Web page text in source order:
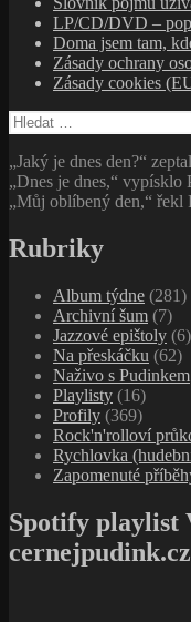
LP/CD/DVD –
Doma jsem tam,
Zásady ochrany
Zásady cookies
Vyhledávání
„Jaký je dnes den?“
„Dnes je dnes,“ vypísklo
„Můj oblíbený den,“ řekl
Rubriky
Album týdne (281)
Archivní šum (7)
Jazzové epištoly (6)
Na přeskáčku (62)
Naživo s Pudinkem
Playlisty (16)
Profily (369)
Rock'n'rolloví
Rychlovka
Zapomenuté
Spotify playlist
cernejpudink.cz